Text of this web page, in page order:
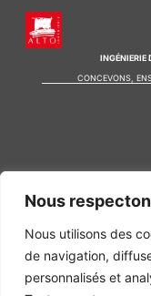
Nous
Nous utilisons des
de navigation,
personnalisés et
INGÉNIERIE
CONCEVONS,
Bureau d'études
Bureau d'études
Bureau d'études